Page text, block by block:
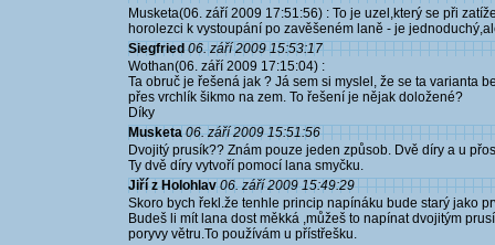
Musketa(06. září 2009 17:51:56) : To je uzel,který se při
horolezci k vystoupání po zavěšeném laně - je
Siegfried 06. září 2009 15:53:17
Wothan(06. září 2009 17:15:04) :
Ta obruč je řešená jak ? Já sem si myslel, že se ta varianta
přes vrchlík šikmo na zem. To řešení je nějak doložené?
Díky
Musketa 06. září 2009 15:51:56
Dvojitý prusík?? Znám pouze jeden způsob. Dvě díry a u
Ty dvě díry vytvoří pomocí lana smyčku.
Jiří z Holohlav 06. září 2009 15:49:29
Skoro bych řekl.že tenhle princip napínáku bude starý jako
Budeš li mít lana dost měkká ,můžeš to napínat dvojitým
poryvy větru.To používám u přístřešku.